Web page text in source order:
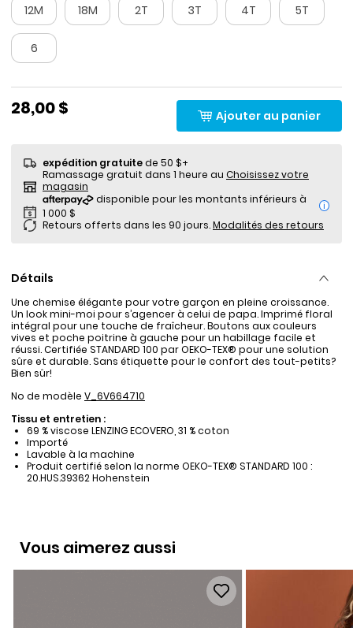
12M 18M 2T 3T 4T 5T
6
28,00 $ Ajouter au panier
expédition gratuitede 50 $+
Ramassage gratuit dans 1 heure au Choisissez votre
magasin
i
Retours offerts dans les 90 jours.Modalités des retours
Détails
Une chemise élégante pour votre garçon en pleine croissance.
Un look mini-moi pour s’agencer à celui de papa. Imprimé floral
intégral pour une touche de fraîcheur. Boutons aux couleurs
vives et poche poitrine à gauche pour un habillage facile et
réussi. Certifiée STANDARD 100 par OEKO-TEX® pour une solution
sûre et durable. Sans étiquette pour le confort des tout-petits?
Bien sûr!
No de modèle V_6V664710
Tissu et entretien :
69 % viscose LENZING ECOVERO, 31 % coton
Importé
Lavable à la machine
Produit certifié selon la norme OEKO-TEX® STANDARD 100 :
20.HUS.39362 Hohenstein
Vous aimerez aussi